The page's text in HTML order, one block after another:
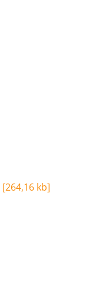
[264,16 kb]